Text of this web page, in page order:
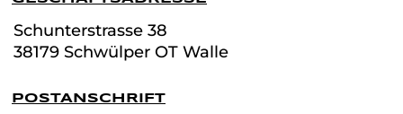
Schunterstrasse 38
38179 Schwülper OT Walle
POSTANSCHRIFT